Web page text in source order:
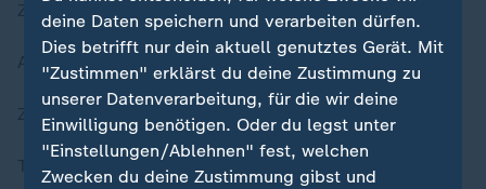
Zuletzt veröffentlicht
Aktuelle Sendungs-Videos
ZDFheute Stories
Themen im Überblick
deine Daten speichern und verarbeiten dürfen.
Dies betrifft nur dein aktuell genutztes Gerät. Mit
"Zustimmen" erklärst du deine Zustimmung zu
unserer Datenverarbeitung, für die wir deine
Einwilligung benötigen. Oder du legst unter
"Einstellungen/Ablehnen" fest, welchen
Zwecken du deine Zustimmung gibst und